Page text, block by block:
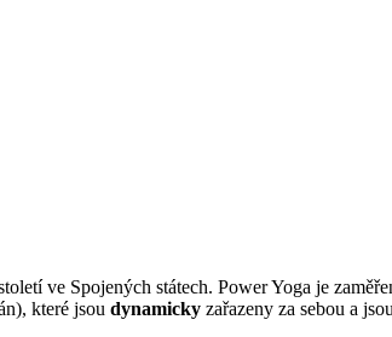
ve Spojených státech. Power Yoga je
které jsou dynamicky zařazeny za sebou a